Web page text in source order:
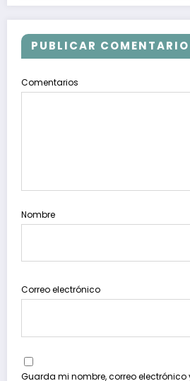
PUBLICAR COMENTARIO
Comentarios
Nombre
Correo electrónico
Guarda mi nombre, correo electrónico